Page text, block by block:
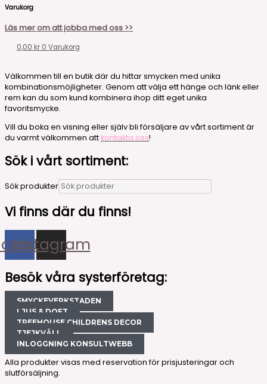
Varukorg
Läs mer om att jobba med oss >>
0,00 kr 0 Varukorg
Välkommen till en butik där du hittar smycken med unika
kombinationsmöjligheter. Genom att välja ett hänge och länk eller
rem kan du som kund kombinera ihop ditt eget unika
favoritsmycke.
Vill du boka en visning eller själv bli försäljare av vårt sortiment är
du varmt välkommen att kontakta oss!
Sök i vårt sortiment:
Sök produkter
Vi finns där du finns!
Instagram
Besök våra systerföretag:
SMYCKEVERKSTADEN
LJUS & DOFT
TREEHOUSE CHILDRENS DECOR
TJEJKVÄLL
INLOGGNING KONSULTWEBB
Alla produkter visas med reservation för prisjusteringar och
slutförsäljning.